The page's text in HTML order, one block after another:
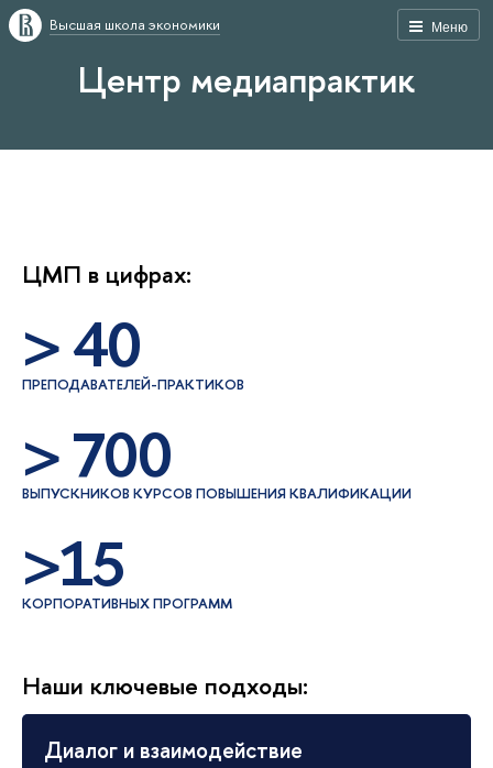
Меню
Высшая школа экономики
Центр медиапрактик
ЦМП в цифрах:
> 40
ПРЕПОДАВАТЕЛЕЙ-ПРАКТИКОВ
> 700
ВЫПУСКНИКОВ КУРСОВ ПОВЫШЕНИЯ КВАЛИФИКАЦИИ
>15
КОРПОРАТИВНЫХ ПРОГРАММ
Наши ключевые подходы:
Диалог и взаимодействие